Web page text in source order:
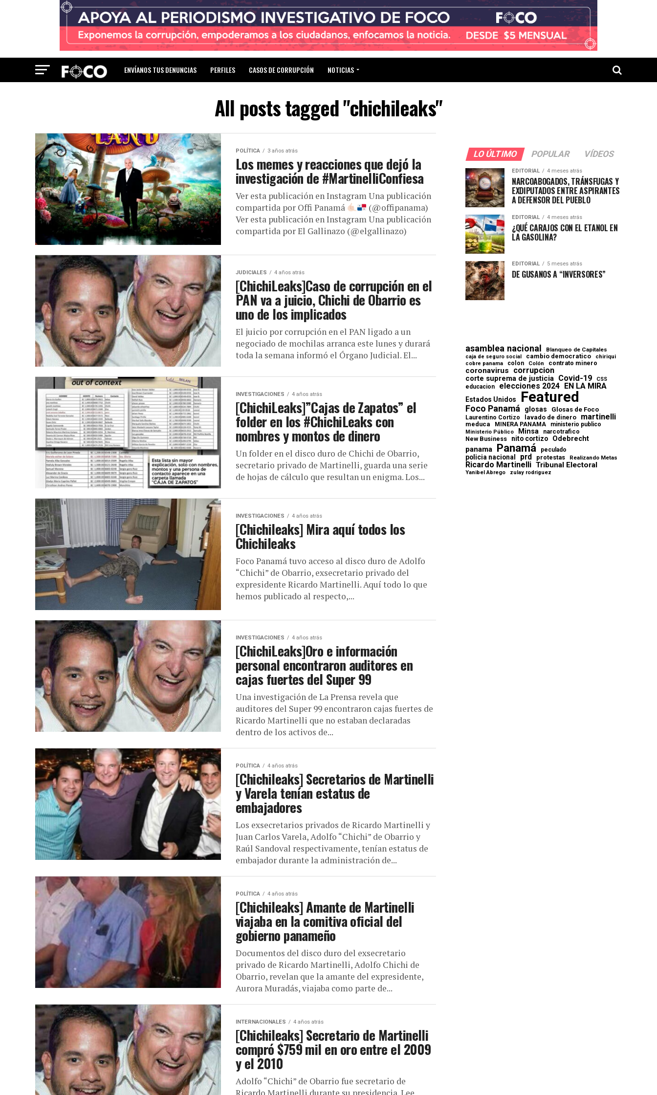
ENVÍANOS TUS DENUNCIAS PERFILES CASOS DE CORRUPCIÓN NOTICIAS
All posts tagged "chichileaks"
POLÍTICA 3 años atrás
Los memes y reacciones que dejó la
investigación de #MartinelliConfiesa
Ver esta publicación en Instagram Una publicación
compartida por Offi Panamá
(@offipanama)
Ver esta publicación en Instagram Una publicación
compartida por El Gallinazo (@elgallinazo)
JUDICIALES 4 años atrás
[ChichiLeaks]Caso de corrupción en el
PAN va a juicio, Chichi de Obarrio es
uno de los implicados
El juicio por corrupción en el PAN ligado a un
negociado de mochilas arranca este lunes y durará
toda la semana informó el Órgano Judicial. El...
INVESTIGACIONES 4 años atrás
[ChichiLeaks]”Cajas de Zapatos” el
folder en los #ChichiLeaks con
nombres y montos de dinero
Un folder en el disco duro de Chichi de Obarrio,
secretario privado de Martinelli, guarda una serie
de hojas de cálculo que resultan un enigma. Los...
INVESTIGACIONES 4 años atrás
[Chichileaks] Mira aquí todos los
Chichileaks
Foco Panamá tuvo acceso al disco duro de Adolfo
“Chichi” de Obarrio, exsecretario privado del
expresidente Ricardo Martinelli. Aquí todo lo que
hemos publicado al respecto,...
INVESTIGACIONES 4 años atrás
[ChichiLeaks]Oro e información
personal encontraron auditores en
cajas fuertes del Super 99
Una investigación de La Prensa revela que
auditores del Super 99 encontraron cajas fuertes de
Ricardo Martinelli que no estaban declaradas
dentro de los activos de...
POLÍTICA 4 años atrás
[Chichileaks] Secretarios de Martinelli
y Varela tenían estatus de
embajadores
Los exsecretarios privados de Ricardo Martinelli y
Juan Carlos Varela, Adolfo “Chichi” de Obarrio y
Raúl Sandoval respectivamente, tenían estatus de
embajador durante la administración de...
POLÍTICA 4 años atrás
[Chichileaks] Amante de Martinelli
viajaba en la comitiva oficial del
gobierno panameño
Documentos del disco duro del exsecretario
privado de Ricardo Martinelli, Adolfo Chichi de
Obarrio, revelan que la amante del expresidente,
Aurora Muradás, viajaba como parte de...
INTERNACIONALES 4 años atrás
[Chichileaks] Secretario de Martinelli
compró $759 mil en oro entre el 2009
y el 2010
Adolfo “Chichi” de Obarrio fue secretario de
Ricardo Martinelli durante su presidencia. Lee
LO ÚLTIMO POPULAR VÍDEOS
EDITORIAL 4 meses atrás
NARCOABOGADOS, TRÁNSFUGAS Y
EXDIPUTADOS ENTRE ASPIRANTES
A DEFENSOR DEL PUEBLO
EDITORIAL 4 meses atrás
¿QUÉ CARAJOS CON EL ETANOL EN
LA GASOLINA?
EDITORIAL 5 meses atrás
DE GUSANOS A “INVERSORES”
asamblea nacional Blanqueo de Capitales
caja de seguro social cambio democratico chiriqui
cobre panama colon Colón contrato minero
coronavirus corrupcion
corte suprema de justicia Covid-19 CSS
educacion elecciones 2024 EN LA MIRA
Estados Unidos Featured
Foco Panamá glosas Glosas de Foco
Laurentino Cortizo lavado de dinero martinelli
meduca MINERA PANAMA ministerio publico
Ministerio Público Minsa
narcotrafico
New Business
nito cortizo
Odebrecht
panama Panamá peculado
policia nacional prd protestas Realizando Metas
Ricardo Martinelli Tribunal Electoral
Yanibel Abrego zulay rodriguez